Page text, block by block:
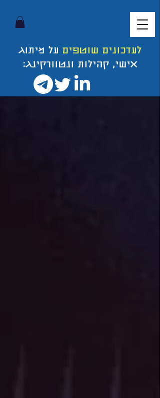
לעדכונים שוטפים על מיתוג
אישי, קהילות ונטוורקינג: